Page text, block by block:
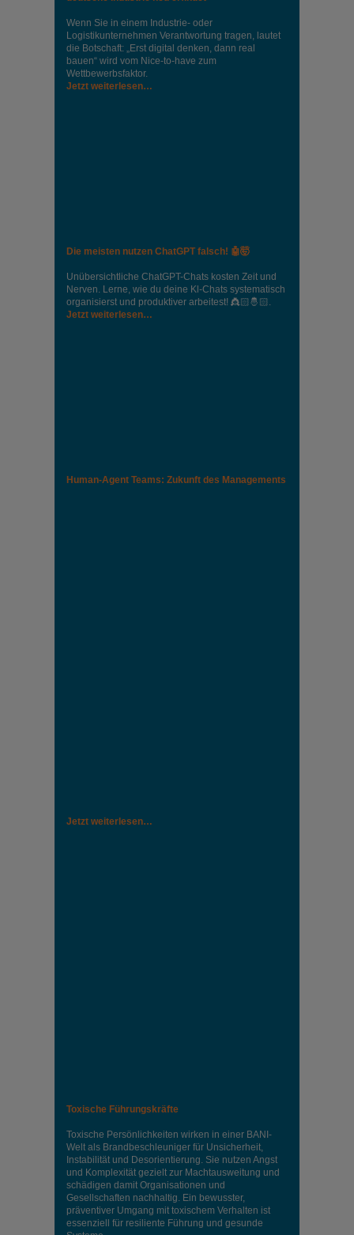
Wenn Sie in einem Industrie‑ oder
Logistikunternehmen Verantwortung tragen, lautet
die Botschaft: „Erst digital denken, dann real
bauen“ wird vom Nice‑to‑have zum
Wettbewerbsfaktor.
Jetzt weiterlesen…
Die meisten nutzen ChatGPT falsch! 🤖🤯
Unübersichtliche ChatGPT-Chats kosten Zeit und
Nerven. Lerne, wie du deine Kl-Chats systematisch
organisierst und produktiver arbeitest! 👸🏻🤴🏻.
Jetzt weiterlesen…
Human-Agent Teams: Zukunft des Managements
Jetzt weiterlesen…
Toxische Führungskräfte
Toxische Persönlichkeiten wirken in einer BANI-
Welt als Brandbeschleuniger für Unsicherheit,
Instabilität und Desorientierung. Sie nutzen Angst
und Komplexität gezielt zur Machtausweitung und
schädigen damit Organisationen und
Gesellschaften nachhaltig. Ein bewusster,
präventiver Umgang mit toxischem Verhalten ist
essenziell für resiliente Führung und gesunde